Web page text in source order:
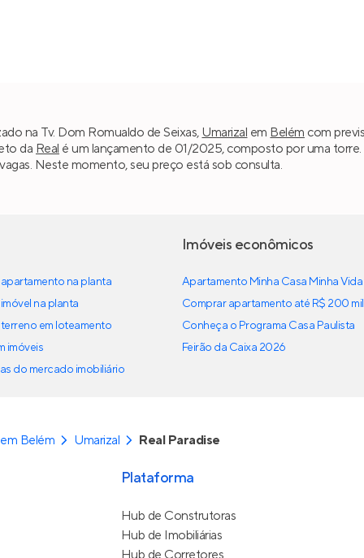
na Tv. Dom Romualdo de Seixas, Umarizal em Belém com
da Real é um lançamento de 01/2025, composto por uma
Neste momento, seu preço está sob consulta.
na planta
na planta
em loteamento
imóveis
do mercado imobiliário
Imóveis econômicos
Apartamento Minha Casa Minha Vida
Comprar apartamento até R$ 200 mil
Conheça o Programa Casa Paulista
Feirão da Caixa 2026
Belém Umarizal Real Paradise
Plataforma
Hub de Construtoras
Hub de Imobiliárias